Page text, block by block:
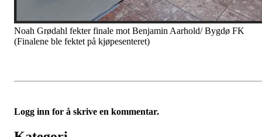
Noah Grødahl fekter finale mot Benjamin Aarhold/ Bygdø FK
(Finalene ble fektet på kjøpesenteret)
Logg inn for å skrive en kommentar.